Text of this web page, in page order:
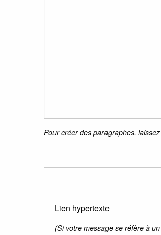
Pour créer des paragraphes,
Lien hypertexte
(Si votre message se réfère à